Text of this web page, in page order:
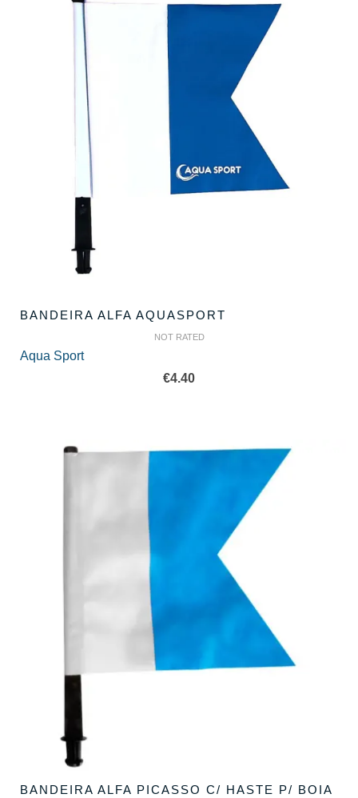
BANDEIRA ALFA AQUASPORT
NOT RATED
Aqua Sport
€4.40
BANDEIRA ALFA PICASSO C/ HASTE P/ BOIA